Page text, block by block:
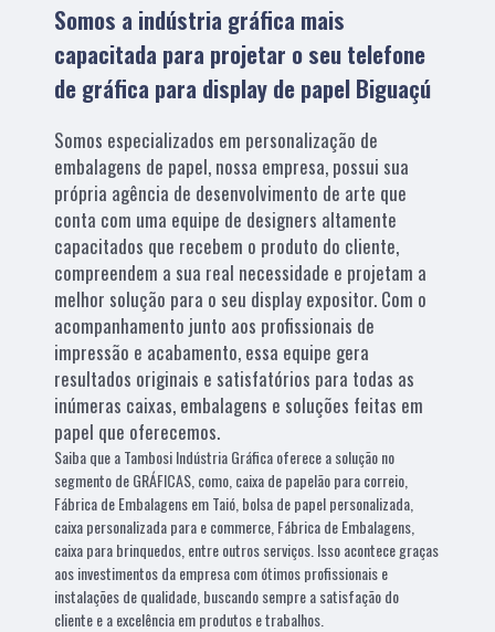
Somos a indústria gráfica mais
capacitada para projetar o seu telefone
de gráfica para display de papel Biguaçú
Somos especializados em personalização de
embalagens de papel, nossa empresa, possui sua
própria agência de desenvolvimento de arte que
conta com uma equipe de designers altamente
capacitados que recebem o produto do cliente,
compreendem a sua real necessidade e projetam a
melhor solução para o seu display expositor. Com o
acompanhamento junto aos profissionais de
impressão e acabamento, essa equipe gera
resultados originais e satisfatórios para todas as
inúmeras caixas, embalagens e soluções feitas em
papel que oferecemos.
Saiba que a Tambosi Indústria Gráfica oferece a solução no
segmento de GRÁFICAS, como, caixa de papelão para correio,
Fábrica de Embalagens em Taió, bolsa de papel personalizada,
caixa personalizada para e commerce, Fábrica de Embalagens,
caixa para brinquedos, entre outros serviços. Isso acontece graças
aos investimentos da empresa com ótimos profissionais e
instalações de qualidade, buscando sempre a satisfação do
cliente e a excelência em produtos e trabalhos.